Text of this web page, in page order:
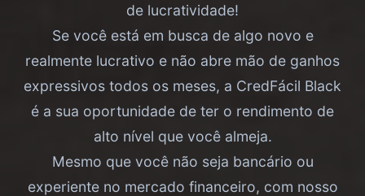
de lucratividade!
Se você está em busca de algo novo e
realmente lucrativo e não abre mão de ganhos
expressivos todos os meses, a CredFácil Black
é a sua oportunidade de ter o rendimento de
alto nível que você almeja.
Mesmo que você não seja bancário ou
experiente no mercado financeiro, com nosso